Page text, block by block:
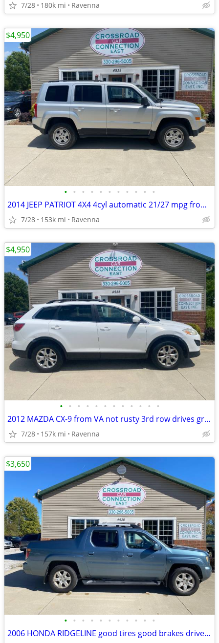
7/28 180k mi Ravenna
• • • • • • • • • • •
2014 JEEP PATRIOT 4X4 4cyl automatic 21/27 mpg from VA not rusty
7/28 153k mi Ravenna
$4,950
• • • • • • • • • • • •
2012 MAZDA CX-9 from VA not rusty 3rd row drives great!
7/28 157k mi Ravenna
$4,950
• • • • • • • • • • •
2006 HONDA RIDGELINE good tires good brakes drives great !
$3,650